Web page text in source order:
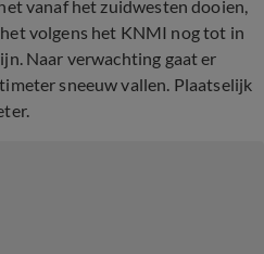
vanaf het zuidwesten dooien,
volgens het KNMI nog tot in
Naar verwachting gaat er
sneeuw vallen. Plaatselijk